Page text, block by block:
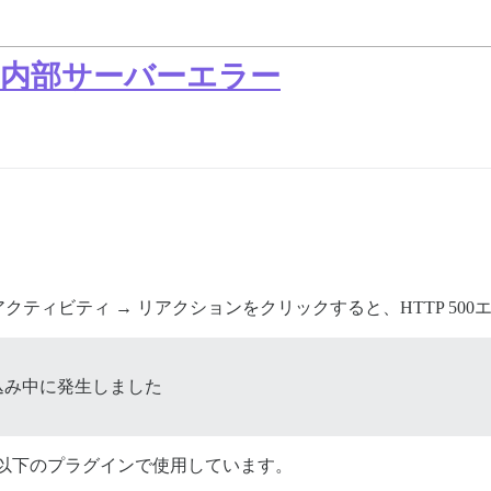
部サーバーエラー
ティビティ → リアクションをクリックすると、HTTP 500エ
み中に発生しました
下のプラグインで使用しています。